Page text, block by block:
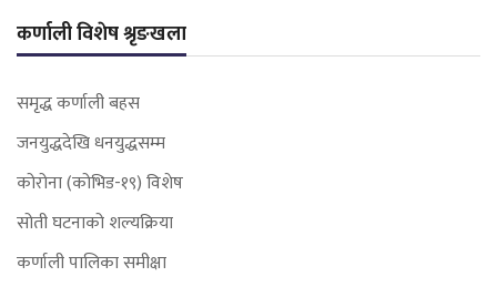
कर्णाली विशेष श्रृङखला
समृद्ध कर्णाली बहस
जनयुद्धदेखि धनयुद्धसम्म
कोरोना (कोभिड-१९) विशेष
सोती घटनाको शल्यक्रिया
कर्णाली पालिका समीक्षा